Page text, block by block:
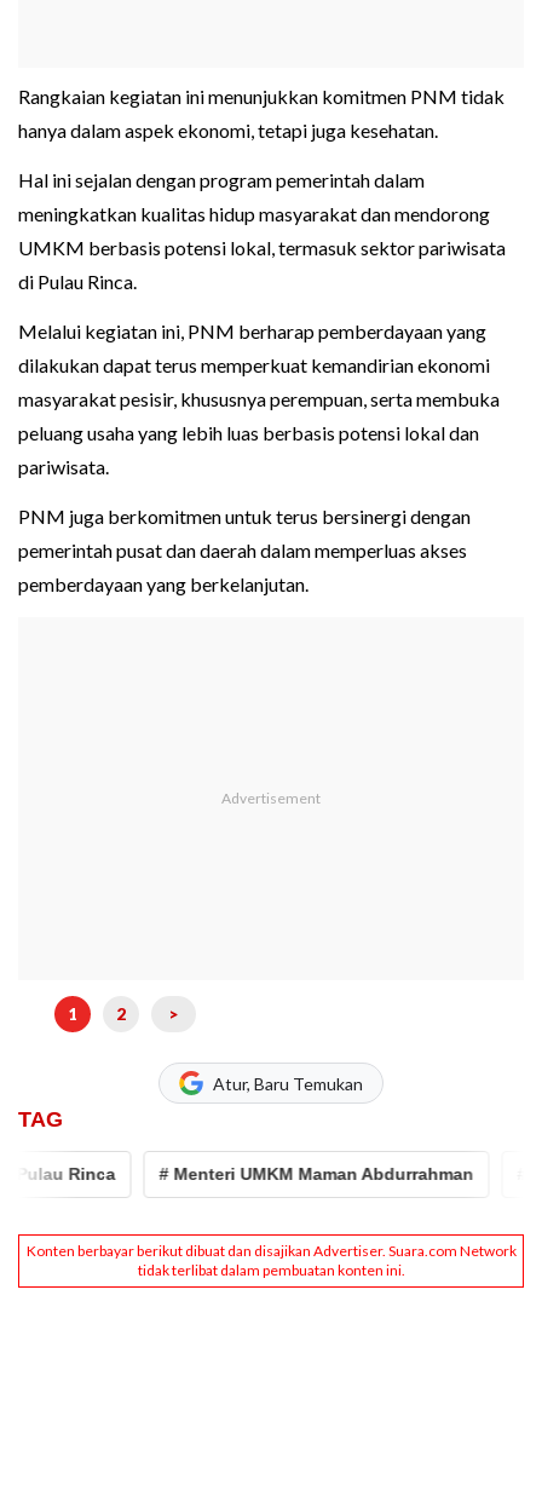
Rangkaian kegiatan ini menunjukkan komitmen PNM tidak
hanya dalam aspek ekonomi, tetapi juga kesehatan.
Hal ini sejalan dengan program pemerintah dalam
meningkatkan kualitas hidup masyarakat dan mendorong
UMKM berbasis potensi lokal, termasuk sektor pariwisata
di Pulau Rinca.
Melalui kegiatan ini, PNM berharap pemberdayaan yang
dilakukan dapat terus memperkuat kemandirian ekonomi
masyarakat pesisir, khususnya perempuan, serta membuka
peluang usaha yang lebih luas berbasis potensi lokal dan
pariwisata.
PNM juga berkomitmen untuk terus bersinergi dengan
pemerintah pusat dan daerah dalam memperluas akses
pemberdayaan yang berkelanjutan.
1 2 >
Atur, Baru Temukan
TAG
Rinca # Menteri UMKM Maman Abdurrahman